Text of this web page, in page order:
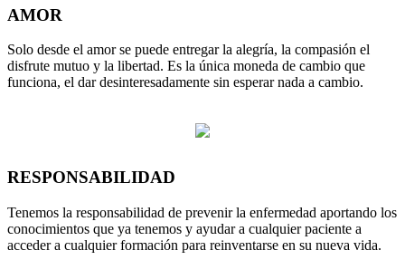
AMOR
Solo desde el amor se puede entregar la alegría, la compasión el
disfrute mutuo y la libertad. Es la única moneda de cambio que
funciona, el dar desinteresadamente sin esperar nada a cambio.
RESPONSABILIDAD
Tenemos la responsabilidad de prevenir la enfermedad aportando los
conocimientos que ya tenemos y ayudar a cualquier paciente a
acceder a cualquier formación para reinventarse en su nueva vida.